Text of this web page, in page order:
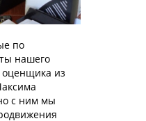
по
нашего
из
с ним мы